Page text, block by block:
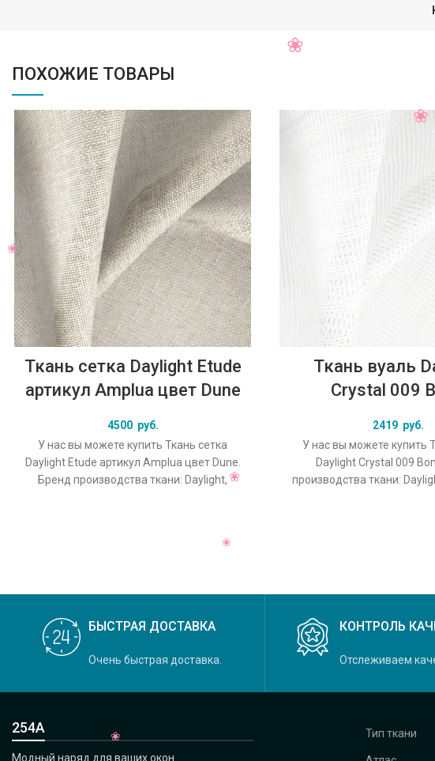
ПОХОЖИЕ ТОВАРЫ
Ткань сетка Daylight Etude
артикул Amplua цвет Dune
4500 руб.
У нас вы можете купить Ткань сетка
Daylight Etude артикул Amplua цвет Dune.
Бренд производства ткани: Daylight,
Ткань вуаль
Crystal 009
2419 руб.
У нас вы можете купить
Daylight Crystal 009
производства ткани:
БЫСТРАЯ ДОСТАВКА
Очень быстрая доставка.
КОНТРОЛЬ
Отслеживаем
254А
Модный наряд для ваших окон
Тип ткани